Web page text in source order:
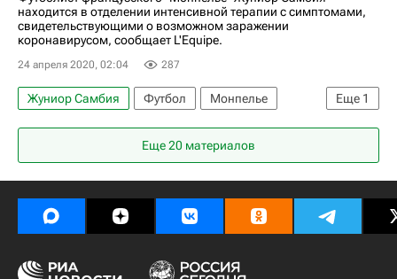
находится в отделении интенсивной терапии с симптомами,
свидетельствующими о возможном заражении
коронавирусом, сообщает L'Equipe.
24 апреля 2020, 02:04 287
Еще 1
Жуниор Самбия Футбол
Монпелье
Спорт в условиях пандемии коронавируса
Еще 20 материалов